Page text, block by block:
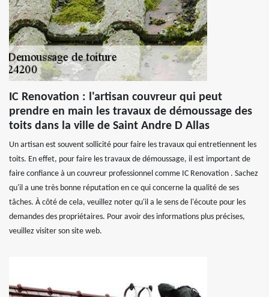
IC Renovation : l'artisan couvreur qui peut
prendre en main les travaux de démoussage des
toits dans la ville de Saint Andre D Allas
Un artisan est souvent sollicité pour faire les travaux qui entretiennent les
toits. En effet, pour faire les travaux de démoussage, il est important de
faire confiance à un couvreur professionnel comme IC Renovation . Sachez
qu'il a une très bonne réputation en ce qui concerne la qualité de ses
tâches. À côté de cela, veuillez noter qu'il a le sens de l'écoute pour les
demandes des propriétaires. Pour avoir des informations plus précises,
veuillez visiter son site web.